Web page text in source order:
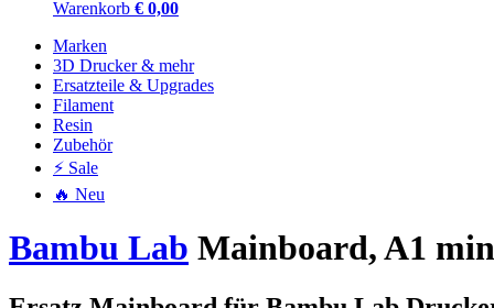
Warenkorb € 0,00
Marken
3D Drucker & mehr
Ersatzteile & Upgrades
Filament
Resin
Zubehör
⚡ Sale
🔥 Neu
Bambu Lab Mainboard, A1